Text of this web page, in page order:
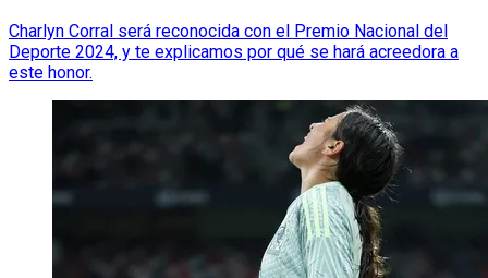
Charlyn Corral será reconocida con el Premio Nacional del
Deporte 2024, y te explicamos por qué se hará acreedora a
este honor.